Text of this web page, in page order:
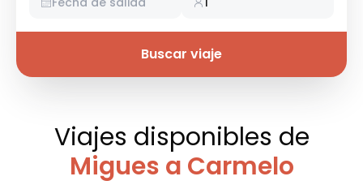
Buscar viaje
Viajes disponibles de
Migues a Carmelo